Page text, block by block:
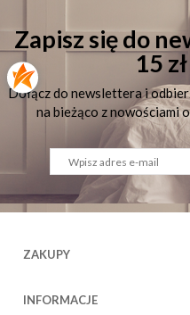
Zapisz się do
15
Dołącz do newslettera i
na bieżąco z nowościami
ZAKUPY
INFORMACJE